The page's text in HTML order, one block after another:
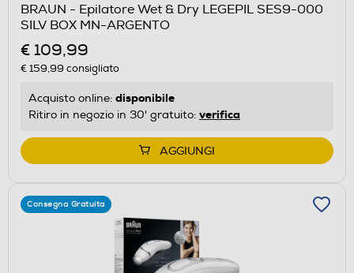
BRAUN - Epilatore Wet & Dry LEGEPIL SES9-000
SILV BOX MN-ARGENTO
€ 109,99
€ 159,99 consigliato
Acquisto online: disponibile
Ritiro in negozio in 30' gratuito: verifica
AGGIUNGI
Consegna Gratuita